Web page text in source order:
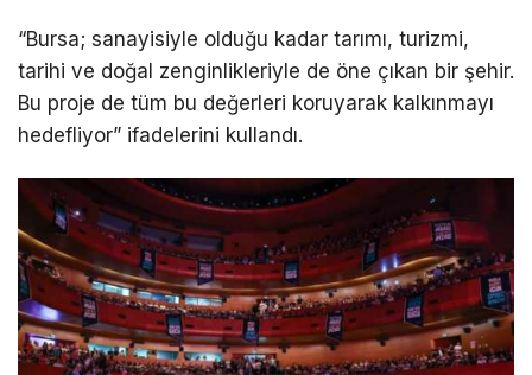
“Bursa; sanayisiyle olduğu kadar tarımı, turizmi,
tarihi ve doğal zenginlikleriyle de öne çıkan bir şehir.
Bu proje de tüm bu değerleri koruyarak kalkınmayı
hedefliyor” ifadelerini kullandı.